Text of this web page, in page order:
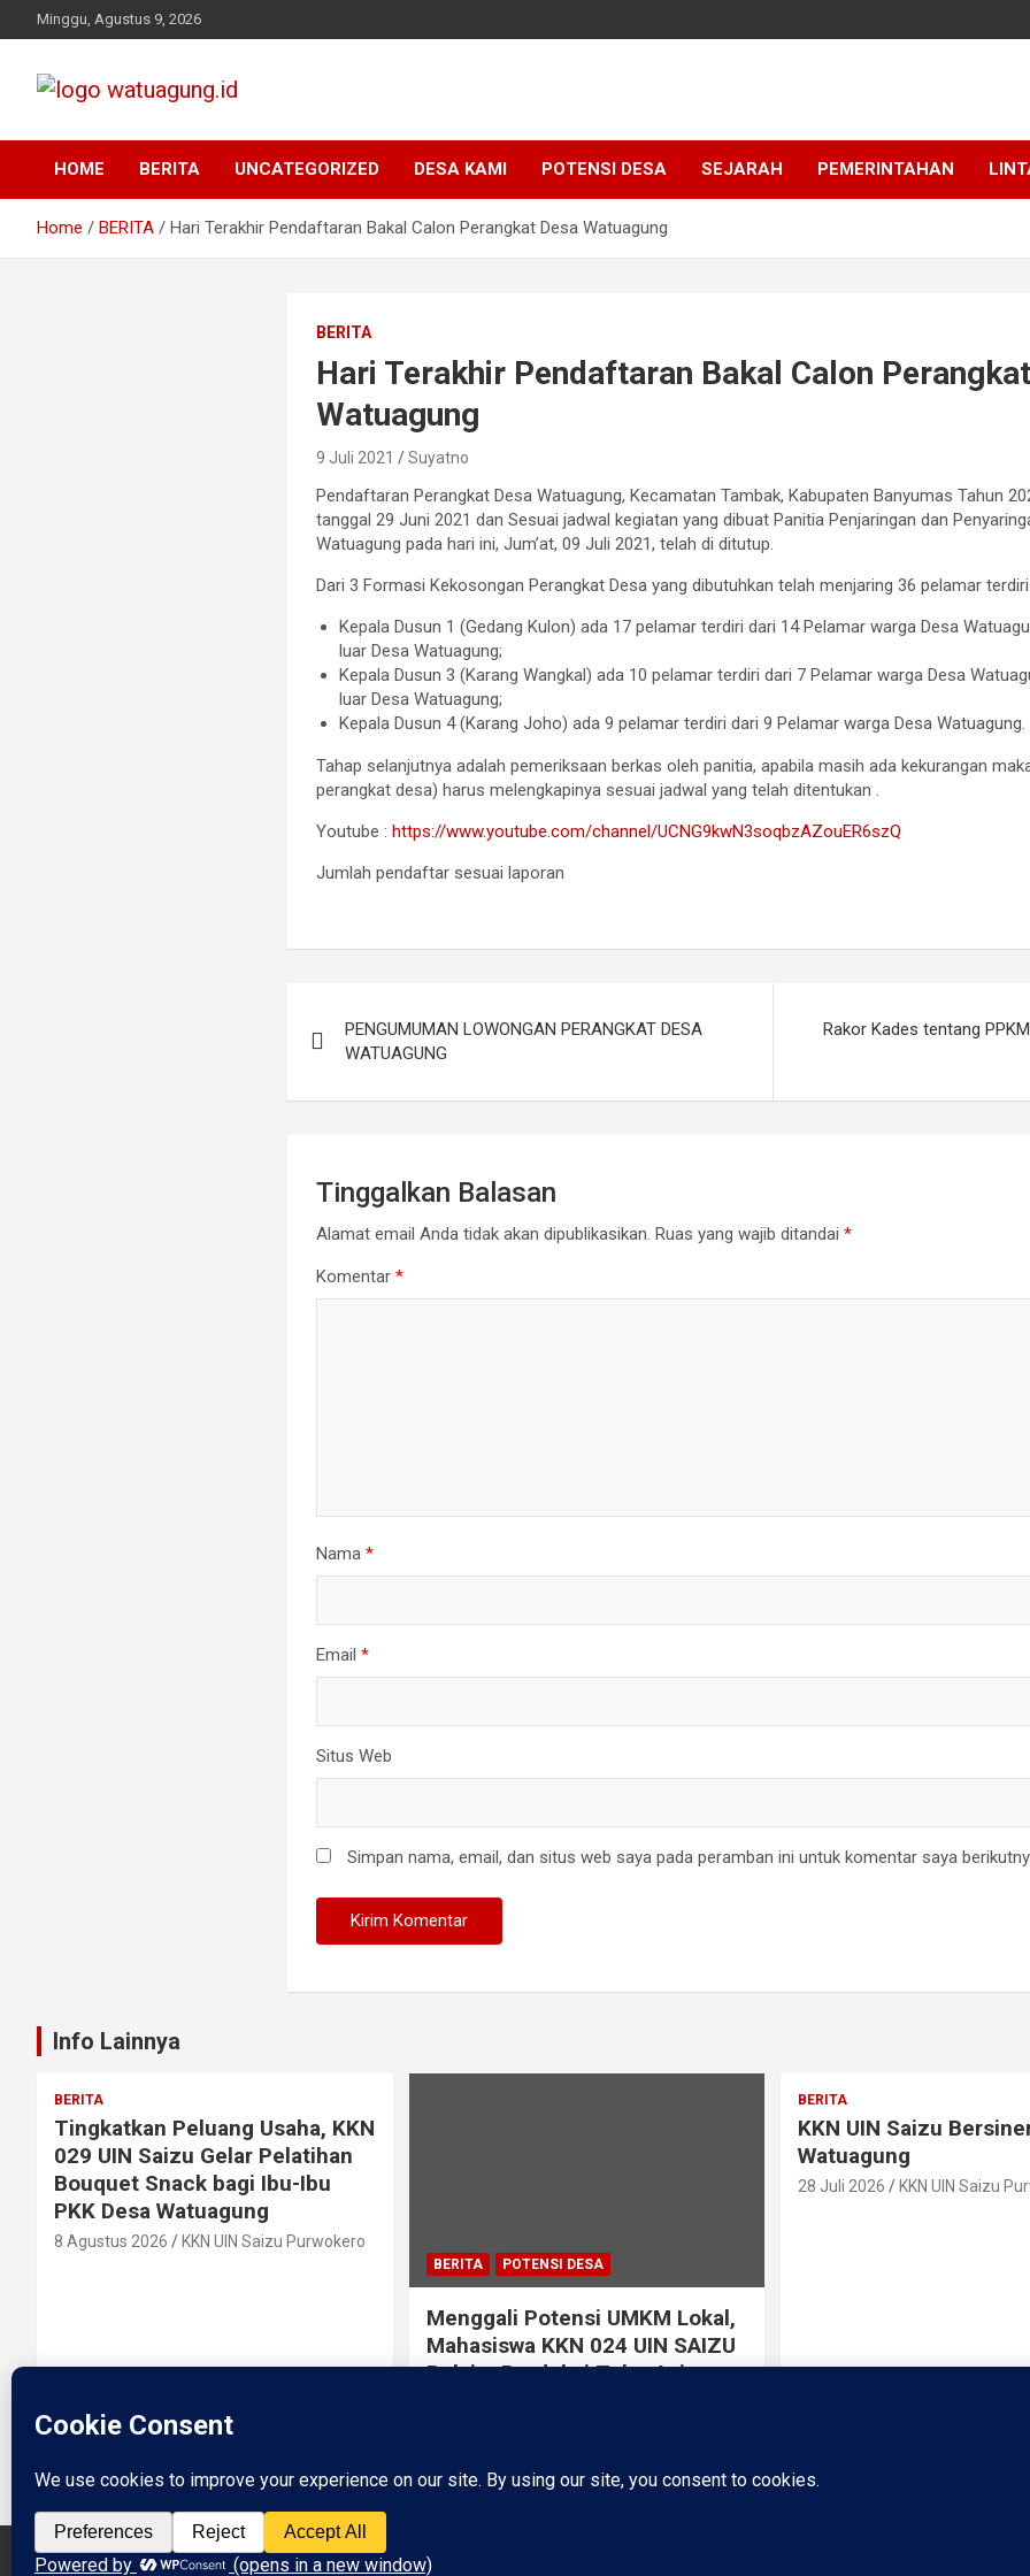
to
Minggu, Agustus 9, 2026
Watuagung.ID
Banyumas, Jawa Tengah
HOME
BERITA UNCATEGORIZED DESA KAMI POTENSI DESA SEJARAH PEMERINTAHAN
Home BERITA Hari Terakhir Pendaftaran Bakal Calon Perangkat Desa Watuagung
BERITA
Hari Terakhir Pendaftaran Bakal Calon
Watuagung
9 Juli 2021 Suyatno
Pendaftaran Perangkat Desa Watuagung, Kecamatan Tambak, Kabupaten Banyumas Tahun
tanggal 29 Juni 2021 dan Sesuai jadwal kegiatan yang dibuat Panitia Penjaringan dan
Watuagung pada hari ini, Jum’at, 09 Juli 2021, telah di ditutup.
Dari 3 Formasi Kekosongan Perangkat Desa yang dibutuhkan telah menjaring 36 pelamar
Kepala Dusun 1 (Gedang Kulon) ada 17 pelamar terdiri dari 14 Pelamar warga Desa
luar Desa Watuagung;
Kepala Dusun 3 (Karang Wangkal) ada 10 pelamar terdiri dari 7 Pelamar warga Desa
luar Desa Watuagung;
Kepala Dusun 4 (Karang Joho) ada 9 pelamar terdiri dari 9 Pelamar warga Desa Watuagung.
Tahap selanjutnya adalah pemeriksaan berkas oleh panitia, apabila masih ada kekurangan
perangkat desa) harus melengkapinya sesuai jadwal yang telah ditentukan .
Youtube :https://www.youtube.com/channel/UCNG9kwN3soqbzAZouER6szQ
Jumlah pendaftar sesuai laporan
pos
PENGUMUMAN LOWONGAN PERANGKAT DESA
WATUAGUNG
Rakor Kades tentang
Tinggalkan Balasan
Alamat email Anda tidak akan dipublikasikan. Ruas yang wajib ditandai*
Komentar*
Nama*
Email*
Situs Web
Simpan nama, email, dan situs web saya pada peramban ini untuk komentar saya
Info Lainnya
BERITA
Tingkatkan Peluang Usaha, KKN
029 UIN Saizu Gelar Pelatihan
Bouquet Snack bagi Ibu-Ibu
PKK Desa Watuagung
8 Agustus 2026 KKN UIN Saizu Purwokero
BERITA POTENSI DESA
Menggali Potensi UMKM Lokal,
Mahasiswa KKN 024 UIN SAIZU
Belajar Produksi Telur Asin
BERITA
KKN UIN Saizu
Watuagung
28 Juli 2026 KKN UIN Saizu
Copyright © 2026Watuagung.ID Theme by:Theme Horse